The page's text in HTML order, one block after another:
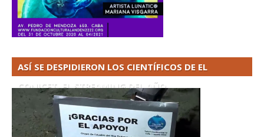
ASÍ SE DESPIDIERON LOS CIENTÍFICOS DE EL
CONICET. EL STREAMING DEL AÑO